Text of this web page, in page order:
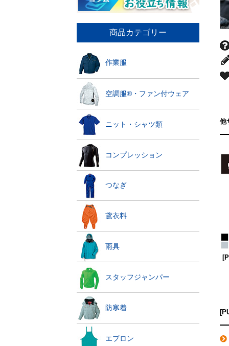
商品カテゴリー
作業服
空調服®・ファン付ウェア
ニット・シャツ類
コンプレッション
つなぎ
鳶衣料
雨具
スタッフジャンパー
防寒着
エプロン
他